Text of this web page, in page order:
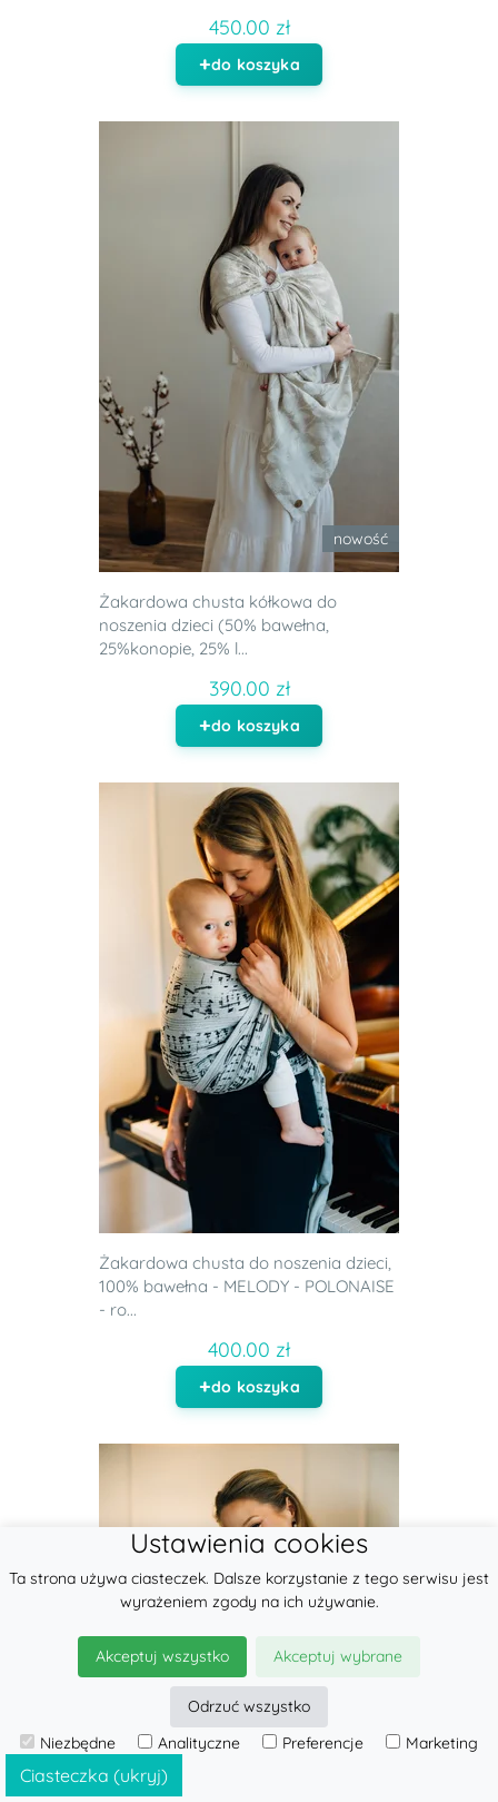
450.00 zł
do koszyka
nowość
Żakardowa chusta kółkowa do
noszenia dzieci (50% bawełna,
25%konopie, 25% l...
390.00 zł
do koszyka
Żakardowa chusta do noszenia dzieci,
100% bawełna - MELODY - POLONAISE
- ro...
400.00 zł
do koszyka
Ciasteczka (ukryj)
Ustawienia cookies
Ta strona używa ciasteczek. Dalsze korzystanie z tego serwisu jest
wyrażeniem zgody na ich używanie.
Akceptuj wszystko Akceptuj wybrane
Odrzuć wszystko
Niezbędne
Analityczne Preferencje Marketing